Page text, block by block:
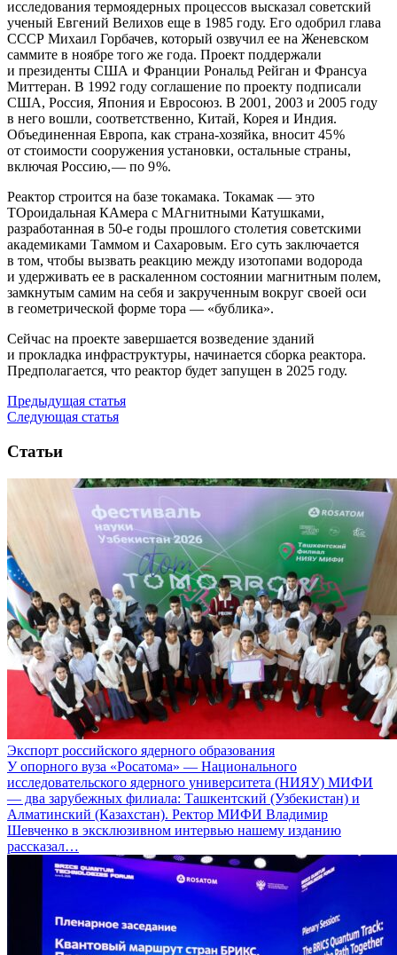
исследования термоядерных процессов высказал советский
ученый Евгений Велихов еще в 1985 году. Его одобрил глава
СССР Михаил Горбачев, который озвучил ее на Женевском
саммите в ноябре того же года. Проект поддержали
и президенты США и Франции Рональд Рейган и Франсуа
Миттеран. В 1992 году соглашение по проекту подписали
США, Россия, Япония и Евросоюз. В 2001, 2003 и 2005 году
в него вошли, соответственно, Китай, Корея и Индия.
Объединенная Европа, как страна-хозяйка, вносит 45 %
от стоимости сооружения установки, остальные страны,
включая Россию, — ​по 9 %.
Реактор строится на базе токамака. Токамак — ​это
ТОроидальная КАмера с МАгнитными Катушками,
разработанная в 50-е годы прошлого столетия советскими
академиками Таммом и Сахаровым. Его суть заключается
в том, чтобы вызвать реакцию между изотопами водорода
и удерживать ее в раскаленном состоянии магнитным полем,
замкнутым самим на себя и закрученным вокруг своей оси
в геометрической форме тора — ​«бублика».
Сейчас на проекте завершается возведение зданий
и прокладка инфраструктуры, начинается сборка реактора.
Предполагается, что реактор будет запущен в 2025 году.
Предыдущая статья
Следующая статья
Статьи
Экспорт российского ядерного образования
У опорного вуза «Росатома» — Национального
исследовательского ядерного университета (НИЯУ) МИФИ
— два зарубежных филиала: Ташкентский (Узбекистан) и
Алматинский (Казахстан). Ректор МИФИ Владимир
Шевченко в эксклюзивном интервью нашему изданию
рассказал…